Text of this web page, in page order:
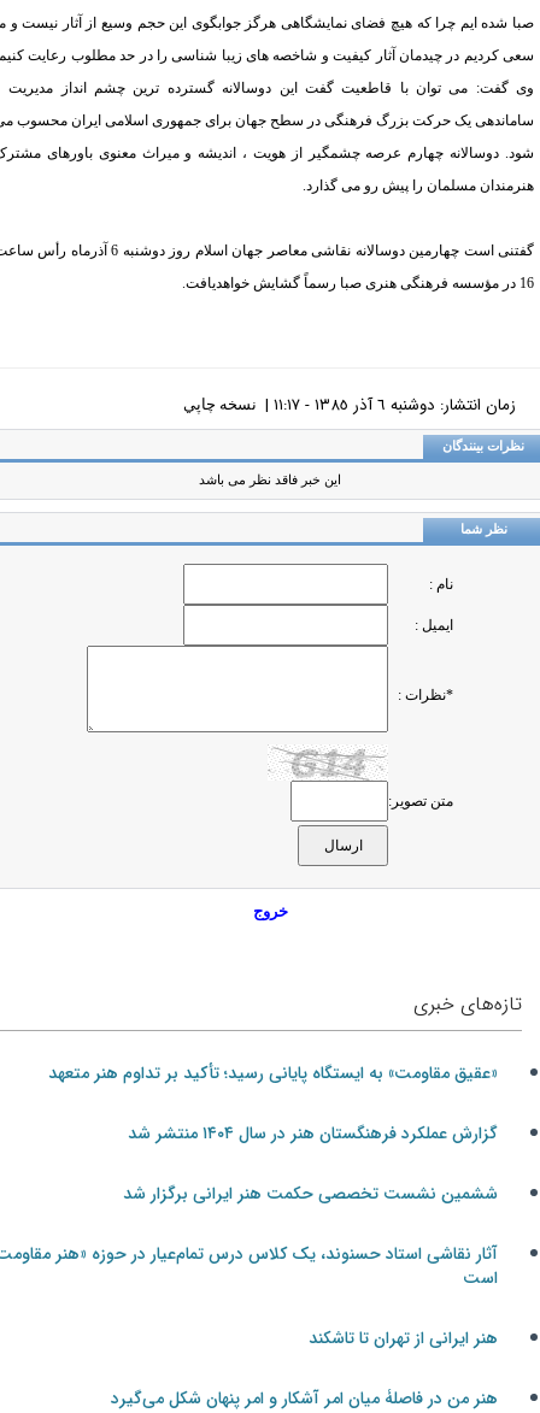
شده ایم چرا که هیچ فضای نمایشگاهی هرگز جوابگوی این حجم وسیع از آثار نیست و ما
کردیم در چیدمان آثار کیفیت و شاخصه های زیبا شناسی را در حد مطلوب رعایت کنیم.
گفت: می توان با قاطعیت گفت این دوسالانه گسترده ترین چشم انداز مدیریت و
یک حرکت بزرگ فرهنگی در سطح جهان برای جمهوری اسلامی ایران محسوب می
دوسالانه چهارم عرصه چشمگیر از هویت ، اندیشه و میراث معنوی باورهای مشترک
مسلمان را پیش رو می گذارد.
گفتنی است چهارمین دوسالانه نقاشی معاصر جهان اسلام روز دوشنبه 6 آذرماه رأس ساعت
زمان انتشار: دوشنبه ٦ آذر ١٣٨٥ - ١١:١٧ | نسخه چاپي
بینندگان
این خبر فاقد نظر می باشد
نظر شما
نام :
ایمیل :
*نظرات :
متن تصویر:
خروج
تازه‌های خبری
«عقیق مقاومت» به ایستگاه پایانی رسید؛ تأکید بر تداوم هنر متعهد
گزارش عملکرد فرهنگستان هنر در سال ۱۴۰۴ منتشر شد
ششمین نشست تخصصی حکمت هنر ایرانی برگزار شد
آثار نقاشی استاد حسنوند، یک کلاس درس تمام‌عیار در حوزه «هنر مقاومت»
است
هنر ایرانی از تهران تا تاشکند
هنر من در فاصلۀ میان امر آشکار و امر پنهان شکل می‌گیرد